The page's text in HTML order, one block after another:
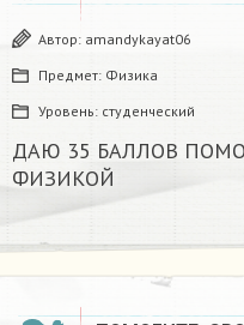
Автор: amandykayat06
Предмет: Физика
Уровень: студенческий
ДАЮ 35 БАЛЛОВ
ФИЗИКОЙ